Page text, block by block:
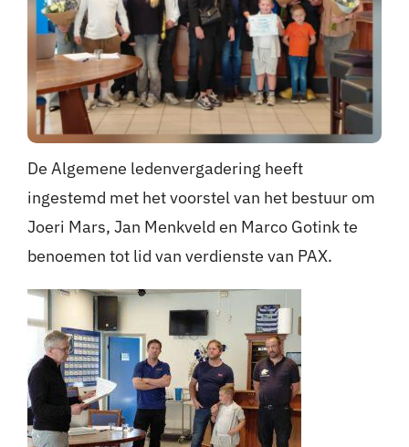
De Algemene ledenvergadering heeft
ingestemd met het voorstel van het bestuur om
Joeri Mars, Jan Menkveld en Marco Gotink te
benoemen tot lid van verdienste van PAX.